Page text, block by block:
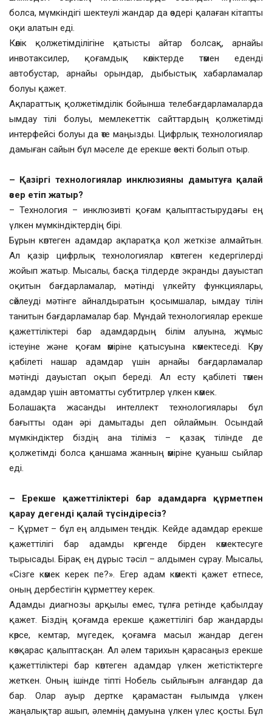
болса, мүмкіндігі шектеулі жандар да өздері қалаған кітапты
оқи алатын еді.
Көлік қолжетімділігіне қатысты айтар болсақ, арнайы
инвотаксилер, қоғамдық көліктерде төмен еденді
автобустар, арнайы орындар, дыбыстық хабарламалар
болуы қажет.
Ақпараттық қолжетімділік бойынша телебағдарламаларда
ымдау тілі болуы, мемлекеттік сайттардың қолжетімді
интерфейсі болуы да өте маңызды. Цифрлық технологиялар
дамыған сайын бұл мәселе де ерекше өзекті болып отыр.
– Қазіргі технологиялар инклюзияны дамытуға қалай
әсер етіп жатыр?
– Технология – инклюзивті қоғам қалыптастырудағы ең
үлкен мүмкіндіктердің бірі.
Бұрын көптеген адамдар ақпаратқа қол жеткізе алмайтын.
Ал қазір цифрлық технологиялар көптеген кедергілерді
жойып жатыр. Мысалы, басқа тілдерде экранды дауыстап
оқитын бағдарламалар, мәтінді үлкейту функциялары,
сөйлеуді мәтінге айналдыратын қосымшалар, ымдау тілін
танитын бағдарламалар бар. Мұндай технологиялар ерекше
қажеттіліктері бар адамдардың білім алуына, жұмыс
істеуіне және қоғам өміріне қатысуына көмектеседі. Көру
қабілеті нашар адамдар үшін арнайы бағдарламалар
мәтінді дауыстап оқып береді. Ал есту қабілеті төмен
адамдар үшін автоматты субтитрлер үлкен көмек.
Болашақта жасанды интеллект технологиялары бұл
бағытты одан әрі дамытады деп ойлаймын. Осындай
мүмкіндіктер біздің ана тіліміз – қазақ тілінде де
қолжетімді болса қаншама жанның өміріне қуаныш сыйлар
еді.
– Ерекше қажеттіліктері бар адамдарға құрметпен
қарау дегенді қалай түсіндіресіз?
– Құрмет – бұл ең алдымен теңдік. Кейде адамдар ерекше
қажеттілігі бар адамды көргенде бірден көмектесуге
тырысады. Бірақ ең дұрыс тәсіл – алдымен сұрау. Мысалы,
«Сізге көмек керек пе?». Егер адам көмекті қажет етпесе,
оның дербестігін құрметтеу керек.
Адамды диагнозы арқылы емес, тұлға ретінде қабылдау
қажет. Біздің қоғамда ерекше қажеттілігі бар жандарды
көрсе, кемтар, мүгедек, қоғамға масыл жандар деген
көзқарас қалыптасқан. Ал әлем тарихын қарасаңыз ерекше
қажеттіліктері бар көптеген адамдар үлкен жетістіктерге
жеткен. Оның ішінде тіпті Нобель сыйлығын алғандар да
бар. Олар ауыр дертке қарамастан ғылымда үлкен
жаңалықтар ашып, әлемнің дамуына үлкен үлес қосты. Бұл